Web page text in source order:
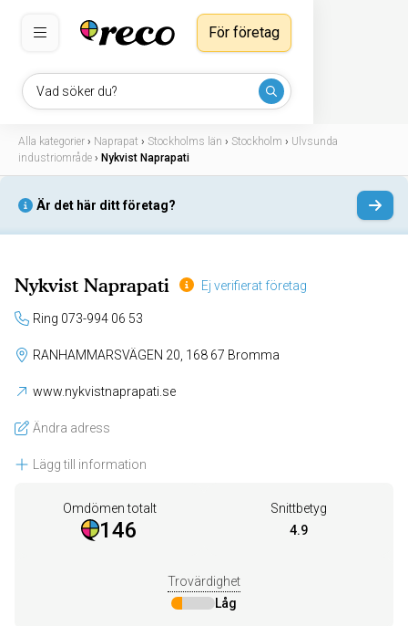
Vad söker du?
För företag
Alla kategorier › Naprapat › Stockholms län › Stockholm › Ulvsunda
industriområde › Nykvist Naprapati
Är det här ditt företag?
Nykvist Naprapati Ej verifierat företag
Ring 073-994 06 53
RANHAMMARSVÄGEN 20, 168 67 Bromma
www.nykvistnaprapati.se
Ändra adress
Lägg till information
Omdömen totalt
146
Snittbetyg
4.9
Trovärdighet
Låg